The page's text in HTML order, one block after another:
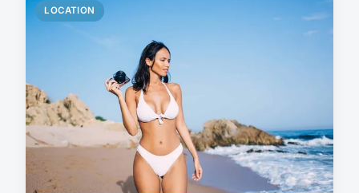
LOCATION